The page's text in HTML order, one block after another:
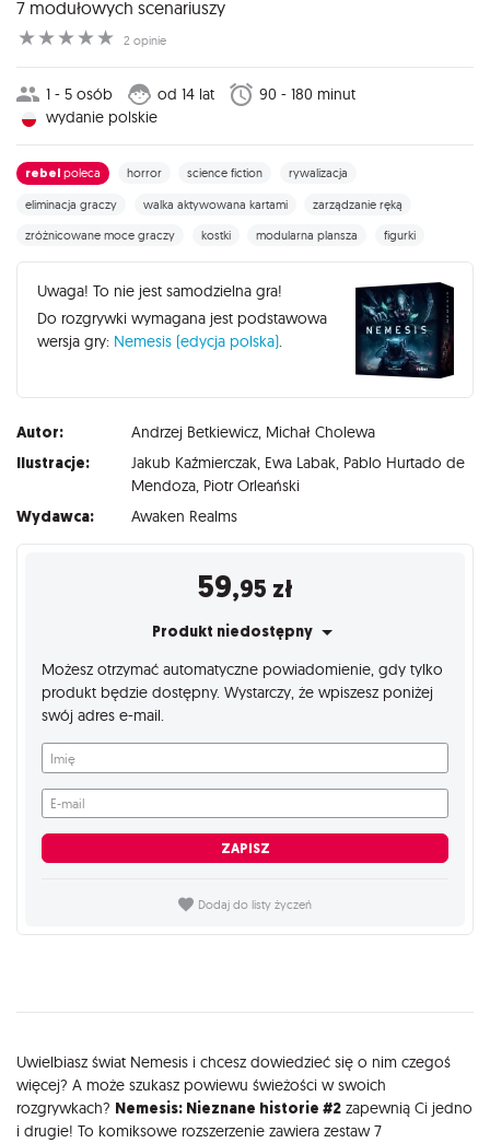
7 modułowych scenariuszy
☆
☆
☆
☆
☆ 2 opinie
1 - 5 osób od 14 lat
90 - 180 minut
wydanie polskie
rebel poleca horror science fiction rywalizacja
eliminacja graczy walka aktywowana kartami
zarządzanie ręką
zróżnicowane moce graczy
kostki modularna plansza figurki
Uwaga! To nie jest samodzielna gra!
Do rozgrywki wymagana jest podstawowa
wersja gry: Nemesis (edycja polska).
Autor: Andrzej Betkiewicz, Michał Cholewa
Ilustracje: Jakub Kaźmierczak, Ewa Labak, Pablo Hurtado de
Mendoza, Piotr Orleański
Wydawca: Awaken Realms
59,95 zł
Produkt niedostępny
Możesz otrzymać automatyczne powiadomienie, gdy tylko
produkt będzie dostępny. Wystarczy, że wpiszesz poniżej
swój adres e-mail.
Imię
E-mail
ZAPISZ
Dodaj do listy życzeń
Opis
Uwielbiasz świat Nemesis i chcesz dowiedzieć się o nim czegoś
więcej? A może szukasz powiewu świeżości w swoich
rozgrywkach? Nemesis: Nieznane historie #2 zapewnią Ci jedno
i drugie! To komiksowe rozszerzenie zawiera zestaw 7